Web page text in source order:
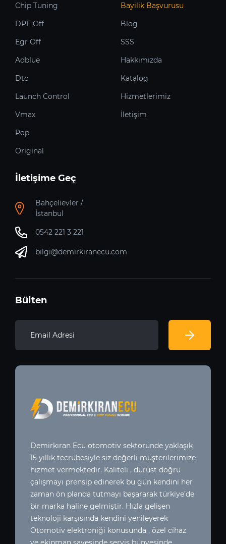
Chip Tuning
DPF Off
Egr Off
Adblue
Dtc
Launch Control
Vmax
Pop
Original
Bayilik Başvurusu
Blog
SSS
Hakkımızda
Katalog
Hizmetlerimiz
İletişim
İletişime Geç
Bahçelievler /
İstanbul
0542 221 3 221
bilgi@demirkiranecu.com
Bülten
Demirkıran Ecu otomotiv sektoründe yaklaşık
15 yıllık tecrübesiyle siz değerli müşterilerimize
hizmet vermektedir. Kaliteli , dürüst doğru
çalışmayı prensip edinerek bu gün kendini her
zaman ön planda tutmayı başararak türkiye’de
bir marka haline gelmiştir. Hızla gelişen
teknoloji karşısında kendini yenileyerek
Otomotiv elektroniği konusunda , özel cihaz